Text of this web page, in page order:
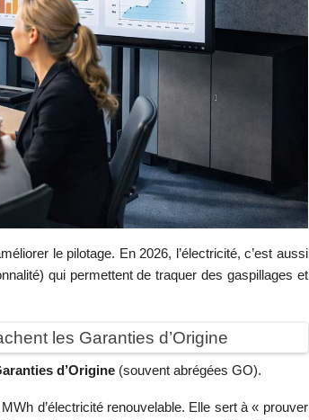
le pilotage. En 2026, l’électricité, c’est aussi
qui permettent de traquer des gaspillages et
les Garanties d’Origine
d’Origine (souvent abrégées GO).
d’électricité renouvelable. Elle sert à « prouver